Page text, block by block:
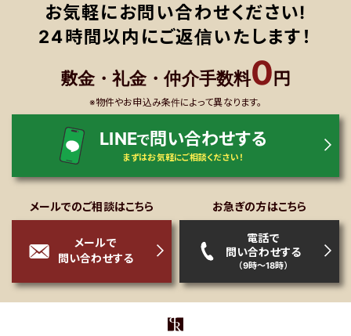
お気軽にお問い合わせください!
24時間以内にご返信いたします！
敷金・礼金・仲介手数料0円
※物件やお申込み条件によって異なります。
LINEで問い合わせする
まずはお気軽にご相談ください！
メールでのご相談はこちら
メールで
問い合わせする
お急ぎの方はこちら
電話で
問い合わせする
（9時～18時）